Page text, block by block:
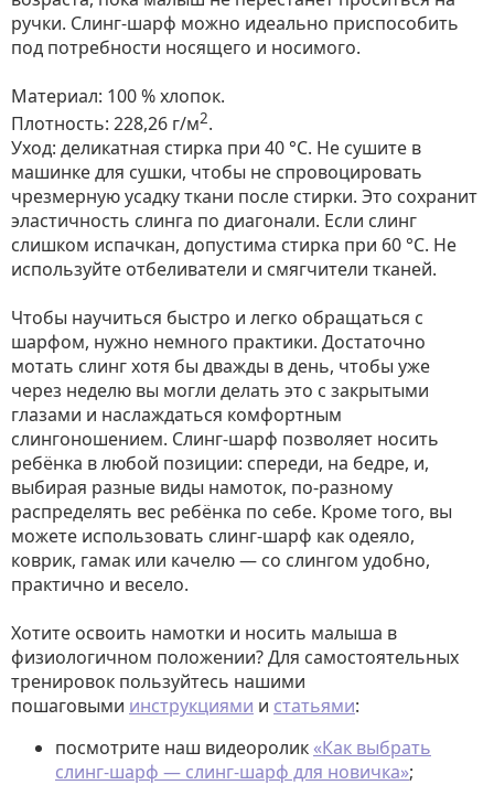
ручки. Слинг-шарф можно идеально приспособить
под потребности носящего и носимого.
Материал: 100 % хлопок.
Плотность: 228,26 г/м2.
Уход: деликатная стирка при 40 °С. Не сушите в
машинке для сушки, чтобы не спровоцировать
чрезмерную усадку ткани после стирки. Это сохранит
эластичность слинга по диагонали. Если слинг
слишком испачкан, допустима стирка при 60 °C. Не
используйте отбеливатели и смягчители тканей.
Чтобы научиться быстро и легко обращаться с
шарфом, нужно немного практики. Достаточно
мотать слинг хотя бы дважды в день, чтобы уже
через неделю вы могли делать это с закрытыми
глазами и наслаждаться комфортным
слингоношением. Слинг-шарф позволяет носить
ребёнка в любой позиции: спереди, на бедре, и,
выбирая разные виды намоток, по-разному
распределять вес ребёнка по себе. Кроме того, вы
можете использовать слинг-шарф как одеяло,
коврик, гамак или качелю — со слингом удобно,
практично и весело.
Хотите освоить намотки и носить малыша в
физиологичном положении? Для самостоятельных
тренировок пользуйтесь нашими
пошаговыми инструкциями и статьями:
посмотрите наш видеоролик «Как выбрать
слинг-шарф — слинг-шарф для новичка»;